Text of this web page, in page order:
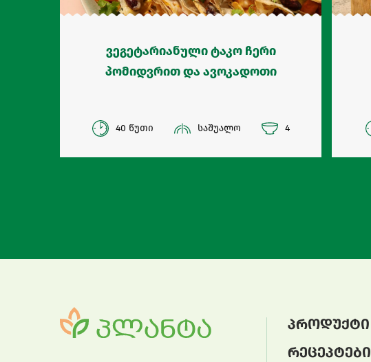
ვეგეტარიანული ტაკო ჩერი
პომიდვრით და ავოკადოთი
40 წუთი საშუალო 4
პროდუქტი
რეცეპტები